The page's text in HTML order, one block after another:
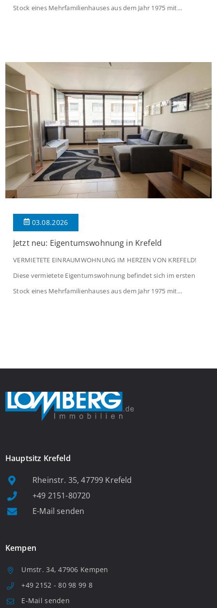
Stock eines Mehrfamilienhauses aus dem Jahr 1975 mit
praktischen Diele, welche ausreichend Platz für eine […]
03.08.2026
Jetzt neu: Eigentumswohnung in Krefeld
VERMIETETE EINRAUMWOHNUNG IM HERZEN VON KREFELD!
Diese vermietete Eigentumswohnung befindet sich im ersten
Stock eines Mehrfamilienhauses aus dem Jahr 1975 mit
Hauptsitz Krefeld
Rheinstr. 35, 47799 Krefeld
+49 2151-80720
E-Mail senden
Kempen
Umstr. 34, 47906 Kempen
+49 2152 - 80 98 99 8
E-Mail senden